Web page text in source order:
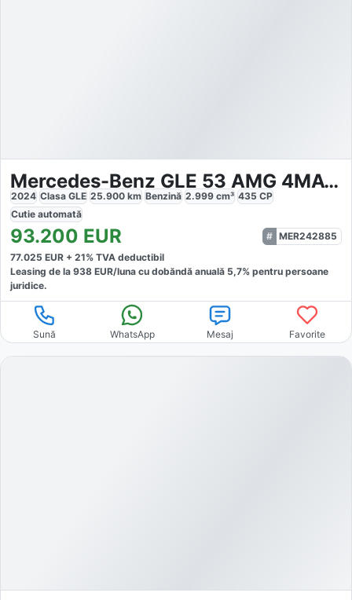
Mercedes-Benz GLE 53 AMG 4MATIC
2024 Clasa GLE 25.900 km Benzină 2.999 cm³ 435 CP
Cutie automată
93.200 EUR
MER242885
77.025 EUR + 21% TVA deductibil
Leasing de la 938 EUR/luna cu dobăndă anuală 5,7% pentru persoane
juridice.
Sună WhatsApp Mesaj Favorite